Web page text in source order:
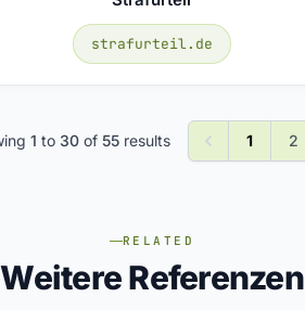
strafurteil.de
1 to 30of 55results 1 2
RELATED
Weitere Referenzen